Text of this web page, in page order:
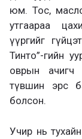
юм. Тос,
утгаараа
үүргийг
Тинто”-гийн
оврын ачигч
түвшин эрс
болсон.
Учир нь